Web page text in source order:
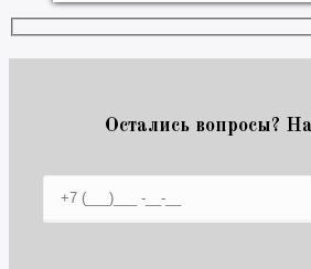
Остались вопросы?